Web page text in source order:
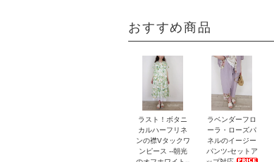
おすすめ商品
ラスト！ボタニ
カルハーフリネ
ンの襟Vタックワ
ンピース --朝光
ラベンダーフロ
ーラ・ローズパ
ネルのイージー
パンツ-セットア